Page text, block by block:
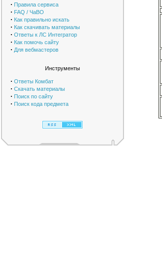
· Правила сервиса
· FAQ / ЧаВО
· Как правильно искать
· Как скачивать материалы
· Ответы к ЛС Интегратор
· Как помочь сайту
· Для вебмастеров
Инструменты
· Ответы Комбат
· Скачать материалы
· Поиск по сайту
· Поиск кода предмета